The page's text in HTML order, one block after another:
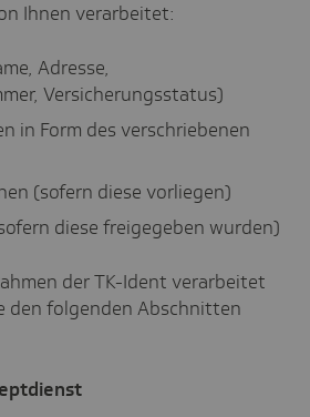
Ihnen verarbeitet:
Adresse,
Versicherungsstatus)
in Form des verschriebenen
(sofern diese vorliegen)
diese freigegeben wurden)
der TK-Ident verarbeitet
den folgenden Abschnitten